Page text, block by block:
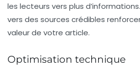
les lecteurs vers plus
vers des sources crédibles
valeur de votre article.
Optimisation technique